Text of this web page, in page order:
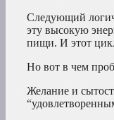
Следующий
эту высокую
пищи. И этот
Но вот в чем
Желание и